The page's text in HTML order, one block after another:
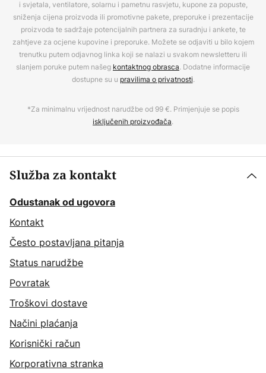
i svjetala, ventilatore, solarnu i pametnu rasvjetu, kupone za popuste,
sniženja cijena proizvoda ili promotivne pakete, preporuke i prezentacije
proizvoda te sadržaje potencijalnih partnera za suradnju i ankete, te
zahtjeve za ocjene kupovine i preporuke. Možete se odjaviti u bilo kojem
trenutku putem odjavnog linka koji se nalazi u svakom newsletteru ili
slanjem poruke putem našeg kontaktnog obrasca. Dodatne informacije
dostupne su u pravilima o privatnosti.
*Za minimalnu vrijednost narudžbe od 99 €. Primjenjuje se popis
isključenih proizvođača.
Služba za kontakt
Odustanak od ugovora
Kontakt
Često postavljana pitanja
Status narudžbe
Povratak
Troškovi dostave
Načini plaćanja
Korisnički račun
Korporativna stranka